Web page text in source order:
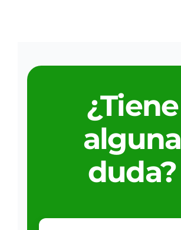
¿Tiene
alguna
duda?